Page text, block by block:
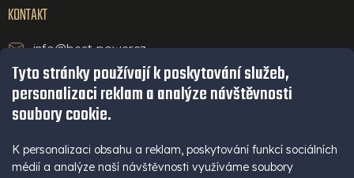
Tyto stránky používají k poskytování služeb,
personalizaci reklam a analýze návštěvnosti
soubory cookie.
K personalizaci obsahu a reklam, poskytování funkcí sociálních
médií a analýze naší návštěvnosti využíváme soubory
KONTAKT
info@best-power.cz
technická podpora a servis
+420 771 234 568
+420 777 109 009
(Po - Pá 9-16 hod)